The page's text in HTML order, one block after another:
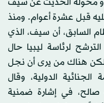
قبل عشرة أعوام. ومنذ
السابق، أن سيف، الذي
لرئاسة ليبيا حال
لكن هناك من يرى أن نجل
الدولية، وقال
في إشارة ضمنية